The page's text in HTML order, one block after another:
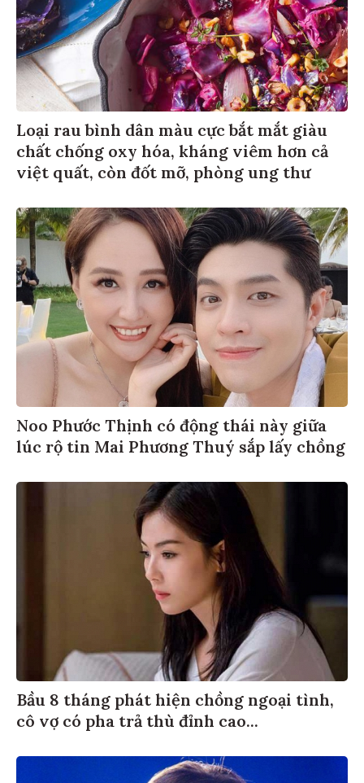
Loại rau bình dân màu cực bắt mắt giàu
chất chống oxy hóa, kháng viêm hơn cả
việt quất, còn đốt mỡ, phòng ung thư
Noo Phước Thịnh có động thái này giữa
lúc rộ tin Mai Phương Thuý sắp lấy chồng
Bầu 8 tháng phát hiện chồng ngoại tình,
cô vợ có pha trả thù đỉnh cao...